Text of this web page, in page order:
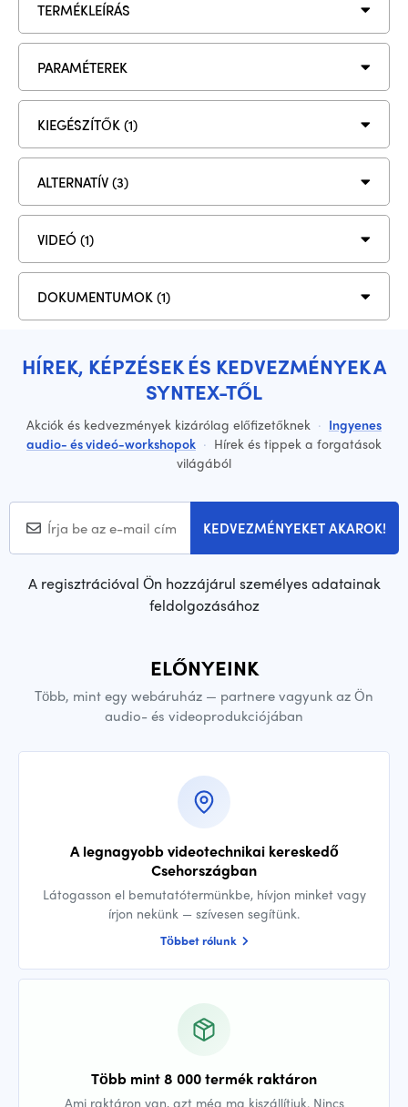
TERMÉKLEÍRÁS
PARAMÉTEREK
KIEGÉSZÍTŐK (1)
ALTERNATÍV (3)
VIDEÓ (1)
DOKUMENTUMOK (1)
HÍREK, KÉPZÉSEK ÉS KEDVEZMÉNYEK A
SYNTEX-TŐL
Akciók és kedvezmények kizárólag előfizetőknek · Ingyenes
audio- és videó-workshopok · Hírek és tippek a forgatások
világából
KEDVEZMÉNYEKET AKAROK!
A regisztrációval Ön hozzájárul személyes adatainak
feldolgozásához
ELŐNYEINK
Több, mint egy webáruház — partnere vagyunk az Ön
audio- és videoprodukciójában
A legnagyobb videotechnikai kereskedő
Csehországban
Látogasson el bemutatótermünkbe, hívjon minket vagy
írjon nekünk — szívesen segítünk.
Többet rólunk
Több mint 8 000 termék raktáron
Ami raktáron van, azt még ma kiszállítjuk. Nincs